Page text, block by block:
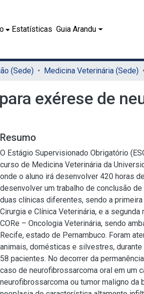
Estatísticas Guia Arandu
(Sede) Medicina Veterinária (Sede)
exérese de
Resumo
O Estágio Supervisionado Obrigatório
curso de Medicina Veterinária da
onde o aluno irá desenvolver 420 horas
desenvolver um trabalho de conclusão
duas clínicas diferentes, sendo a
Cirurgia e Clínica Veterinária, e a
CORe – Oncologia Veterinária, sendo
Recife, estado de Pernambuco. Foram
animais, domésticas e silvestres,
58 pacientes. No decorrer da
caso de neurofibrossarcoma oral em um
neurofibrossarcoma ou tumor maligno da